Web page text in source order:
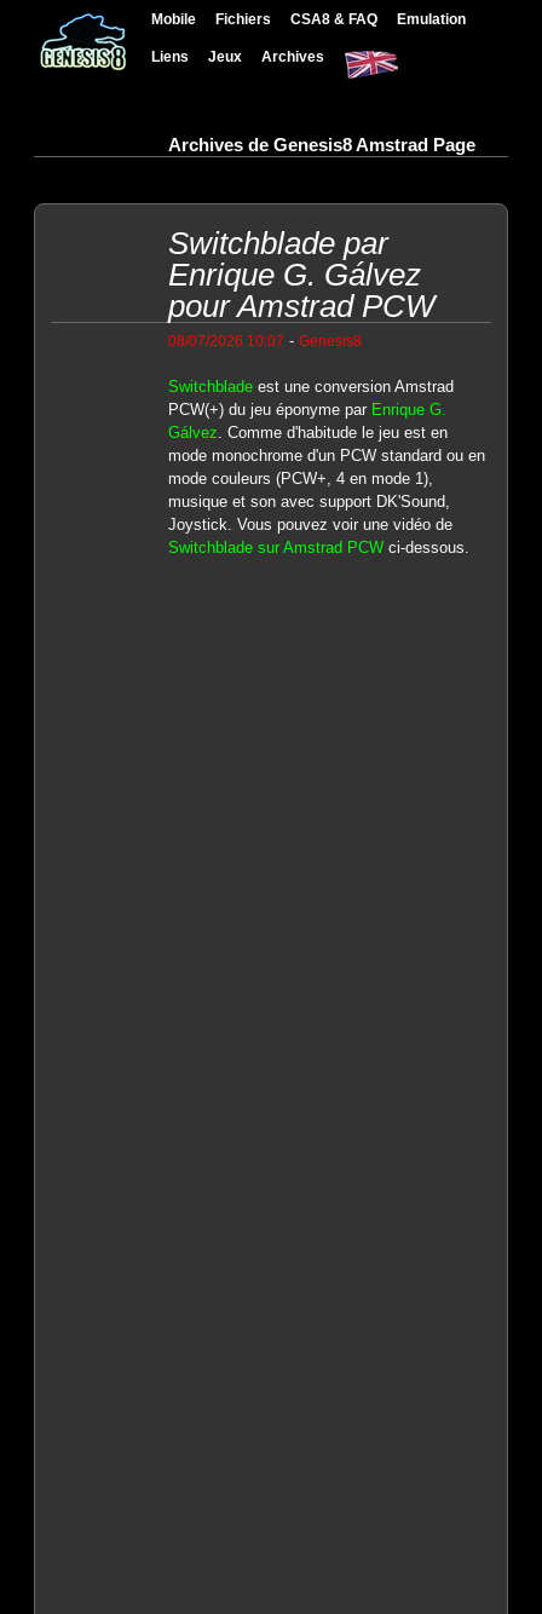
Mobile Fichiers CSA8 & FAQ Emulation
Liens Jeux Archives
Archives de Genesis8 Amstrad Page
Switchblade par
Enrique G. Gálvez
pour Amstrad PCW
08/07/2026 10:07 - Genesis8
Switchbladeest une conversion Amstrad
PCW(+) du jeu éponyme par Enrique G.
Gálvez . Comme d'habitude le jeu est en
mode monochrome d'un PCW standard ou en
mode couleurs (PCW+, 4 en mode 1),
musique et son avec support DK'Sound,
Joystick. Vous pouvez voir une vidéo de
Switchblade sur Amstrad PCWci-dessous.